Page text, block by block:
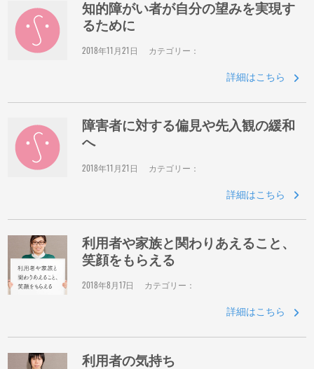
知的障がい者が自分の望みを実現す
るために
2018年11月21日 カテゴリー：
詳細はこちら
障害者に対する偏見や先入観の緩和
へ
2018年11月21日 カテゴリー：
詳細はこちら
利用者や家族と関わりあえること、
笑顔をもらえる
2018年8月17日 カテゴリー：
詳細はこちら
利用者の気持ち